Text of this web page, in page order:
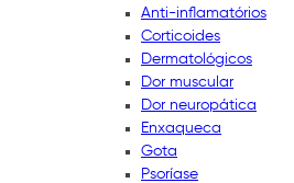
Anti-inflamatórios
Corticoides
Dermatológicos
Dor muscular
Dor neuropática
Enxaqueca
Gota
Psoríase